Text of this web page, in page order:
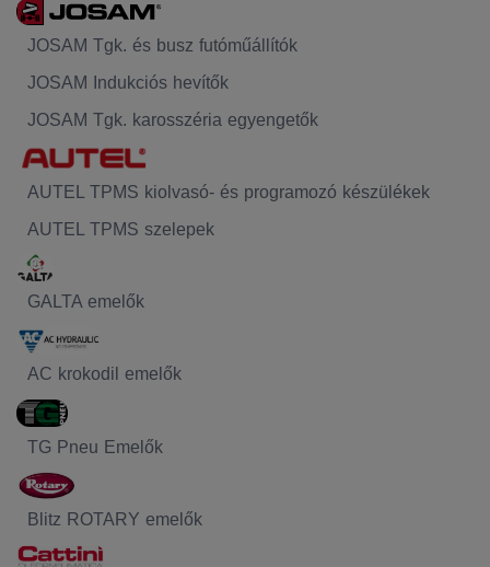
JOSAM Tgk. és busz futóműállítók
JOSAM Indukciós hevítők
JOSAM Tgk. karosszéria egyengetők
AUTEL TPMS kiolvasó- és programozó készülékek
AUTEL TPMS szelepek
GALTA emelők
AC krokodil emelők
TG Pneu Emelők
Blitz ROTARY emelők